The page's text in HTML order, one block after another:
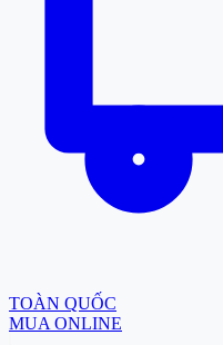
TOÀN QUỐC
MUA ONLINE